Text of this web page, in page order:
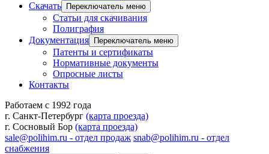
Скачать
Переключатель меню
Статьи для скачивания
Полиграфия
Документация
Переключатель меню
Патенты и сертификаты
Нормативные документы
Опросные листы
Контакты
Работаем с 1992 года
г. Санкт-Петербург (карта проезда)
г. Сосновый Бор (карта проезда)
sale@polihim.ru - отдел продаж snab@polihim.ru - отдел
снабжения